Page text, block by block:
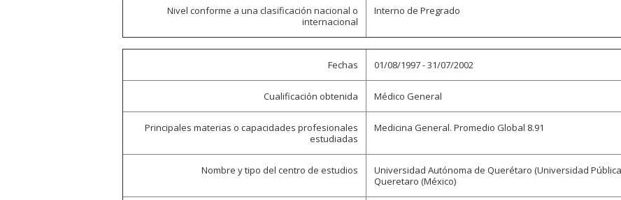
Nivel conforme a una clasificación nacional o
internacional
Interno de Pregrado
Fechas 01/08/1997 - 31/07/2002
Cualificación obtenida Médico General
Principales materias o capacidades profesionales
estudiadas
Medicina General. Promedio Global 8.91
Nombre y tipo del centro de estudios
Universidad Autónoma de Querétaro (Universidad
Queretaro (México)